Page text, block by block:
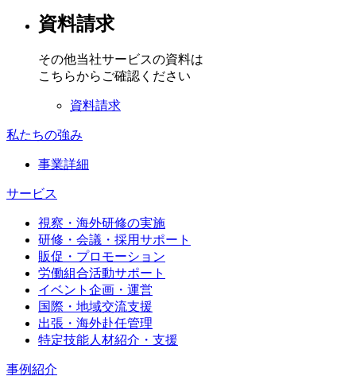
資料請求
その他当社サービスの資料は
こちらからご確認ください
資料請求
私たちの強み
事業詳細
サービス
視察・海外研修の実施
研修・会議・採用サポート
販促・プロモーション
労働組合活動サポート
イベント企画・運営
国際・地域交流支援
出張・海外赴任管理
特定技能人材紹介・支援
事例紹介